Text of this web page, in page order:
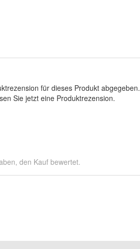
für dieses Produkt abgegeben.
Sie jetzt eine Produktrezension.
den Kauf bewertet.